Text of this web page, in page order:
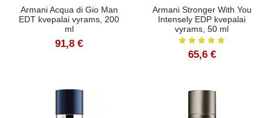
Armani Acqua di Gio Man
EDT kvepalai vyrams, 200
ml
91,8 €
Armani Stronger With You
Intensely EDP kvepalai
vyrams, 50 ml
65,6 €